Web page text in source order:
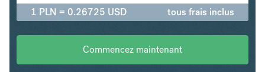
1 PLN = 0.26725 USD tous frais inclus
Commencez maintenant